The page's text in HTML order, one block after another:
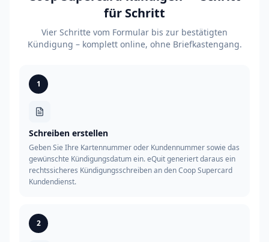
für Schritt
Vier Schritte vom Formular bis zur bestätigten
Kündigung – komplett online, ohne Briefkastengang.
1
Schreiben erstellen
Geben Sie Ihre Kartennummer oder Kundennummer sowie das
gewünschte Kündigungsdatum ein. eQuit generiert daraus ein
rechtssicheres Kündigungsschreiben an den Coop Supercard
Kundendienst.
2